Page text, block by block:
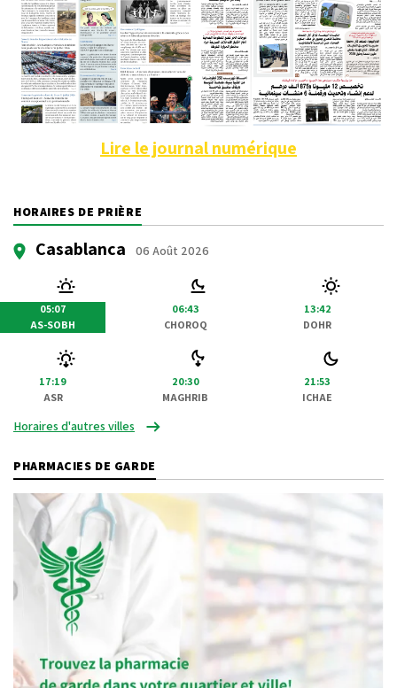
Lire le journal numérique
HORAIRES DE PRIÈRE
Casablanca 06 Août 2026
05:07
AS-SOBH
06:43
CHOROQ
13:42
DOHR
17:19
ASR
20:30
MAGHRIB
21:53
ICHAE
Horaires d'autres villes
PHARMACIES DE GARDE